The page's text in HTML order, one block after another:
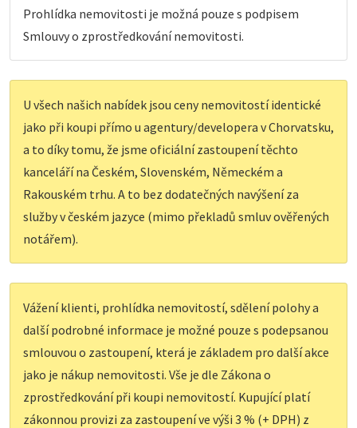
Prohlídka nemovitosti je možná pouze s podpisem
Smlouvy o zprostředkování nemovitosti.
U všech našich nabídek jsou ceny nemovitostí identické
jako při koupi přímo u agentury/developera v Chorvatsku,
a to díky tomu, že jsme oficiální zastoupení těchto
kanceláří na Českém, Slovenském, Německém a
Rakouském trhu. A to bez dodatečných navýšení za
služby v českém jazyce (mimo překladů smluv ověřených
notářem).
Vážení klienti, prohlídka nemovitostí, sdělení polohy a
další podrobné informace je možné pouze s podepsanou
smlouvou o zastoupení, která je základem pro další akce
jako je nákup nemovitosti. Vše je dle Zákona o
zprostředkování při koupi nemovitostí. Kupující platí
zákonnou provizi za zastoupení ve výši 3 % (+ DPH) z